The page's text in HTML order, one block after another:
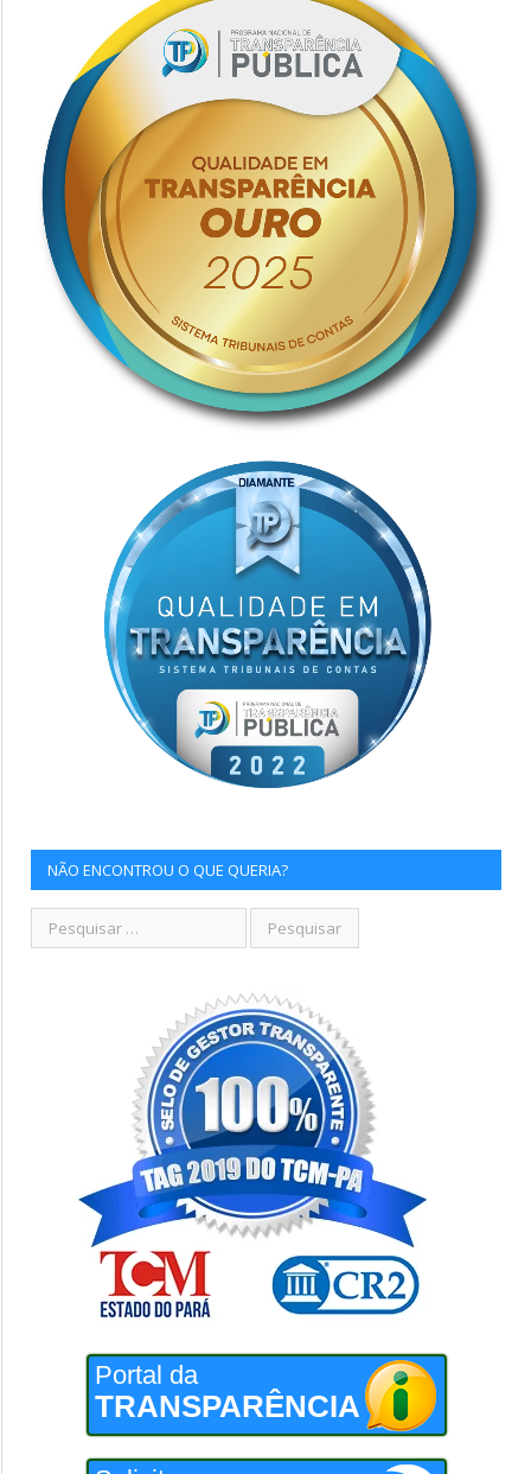
NÃO ENCONTROU O QUE QUERIA?
Portal da
TRANSPARÊNCIA